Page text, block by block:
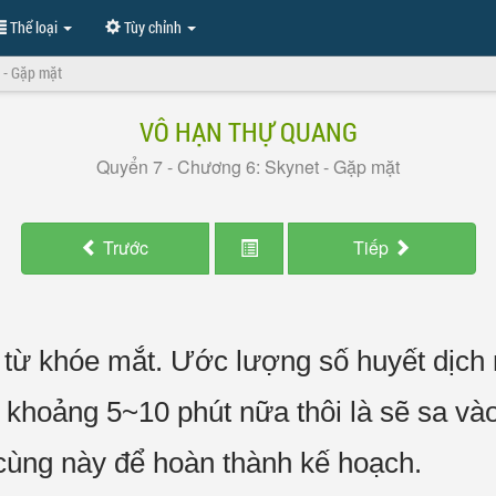
Thể loại Tùy chỉnh
Gặp mặt
VÔ HẠN THỰ QUANG
Quyển 7 - Chương 6: Skynet - Gặp mặt
Trước Tiếp
khóe mắt. Ước lượng số huyết dịch
5~10 phút nữa thôi là sẽ sa
này để hoàn thành kế hoạch.